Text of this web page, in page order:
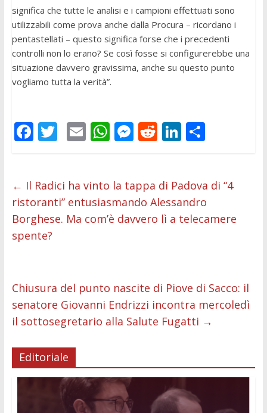
significa che tutte le analisi e i campioni effettuati sono
utilizzabili come prova anche dalla Procura – ricordano i
pentastellati – questo significa forse che i precedenti
controlli non lo erano? Se così fosse si configurerebbe una
situazione davvero gravissima, anche su questo punto
vogliamo tutta la verità”.
F
b
o
o
k
T
er
E
l
W
s
A
p
M
e
n
g
R
di
t
Li
e
dI
n
C
di
vi
di
← Il Radici ha vinto la tappa di Padova di “4
ristoranti” entusiasmando Alessandro
Borghese. Ma com’è davvero lì a telecamere
spente?
Chiusura del punto nascite di Piove di Sacco: il
senatore Giovanni Endrizzi incontra mercoledì
il sottosegretario alla Salute Fugatti →
Editoriale